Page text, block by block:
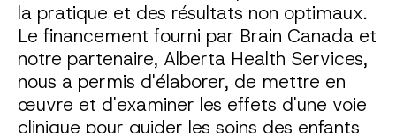
la pratique et des résultats non optimaux.
Le financement fourni par Brain Canada et
notre partenaire, Alberta Health Services,
nous a permis d'élaborer, de mettre en
œuvre et d'examiner les effets d'une voie
clinique pour guider les soins des enfants